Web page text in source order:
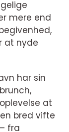
mere end
at nyde
har sin
at
bred vifte
fra